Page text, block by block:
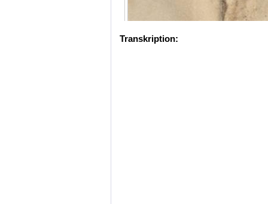
Transkription: